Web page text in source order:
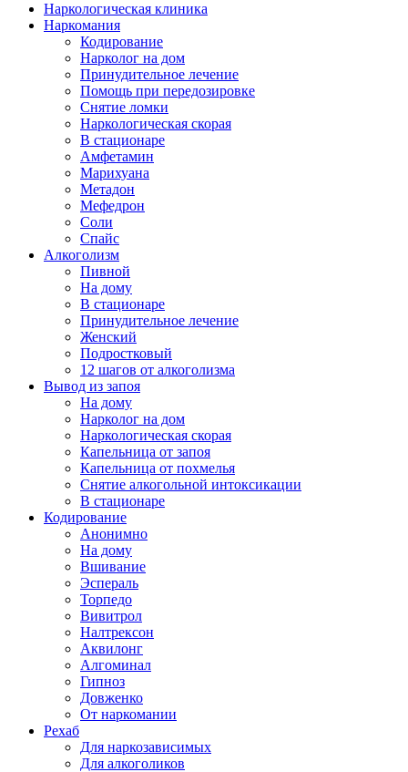
Наркологическая клиника
Наркомания
Кодирование
Нарколог на дом
Принудительное лечение
Помощь при передозировке
Снятие ломки
Наркологическая скорая
В стационаре
Амфетамин
Марихуана
Метадон
Мефедрон
Соли
Спайс
Алкоголизм
Пивной
На дому
В стационаре
Принудительное лечение
Женский
Подростковый
12 шагов от алкоголизма
Вывод из запоя
На дому
Нарколог на дом
Наркологическая скорая
Капельница от запоя
Капельница от похмелья
Снятие алкогольной интоксикации
В стационаре
Кодирование
Анонимно
На дому
Вшивание
Эспераль
Торпедо
Вивитрол
Налтрексон
Аквилонг
Алгоминал
Гипноз
Довженко
От наркомании
Рехаб
Для наркозависимых
Для алкоголиков